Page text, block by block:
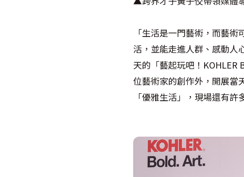
「生活是一門藝術，而藝
活，並能走進人群、感動人
天的「藝起玩吧！KOHLER
位藝術家的創作外，開展當
「優雅生活」，現場還有